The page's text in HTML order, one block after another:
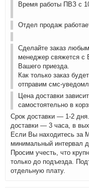
Время работы ПВЗ с
Отдел продаж
Сделайте заказ
менеджер свяжется с
Вашего приезда.
Как только заказ
отправим смс-
Цена доставки
самостоятельно в
Срок доставки — 1-2
доставки — 3 часа, в
Если Вы находитесь за
минимальный интервал
Просим учесть, что
только до подъезда.
отдельную плату.